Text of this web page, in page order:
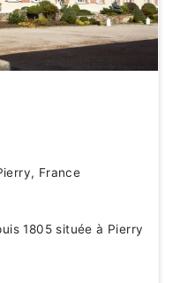
France
1805 située à Pierry